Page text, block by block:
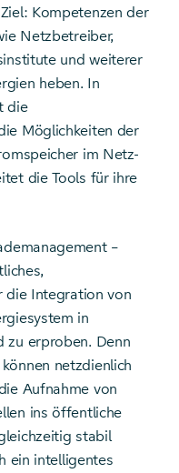
Kompetenzen der
Netzbetreiber,
und weiterer
heben. In
die
Möglichkeiten der
im Netz-
die Tools für ihre
–
die Integration von
in
zu erproben. Denn
netzdienlich
Aufnahme von
ins öffentliche
stabil
ein intelligentes